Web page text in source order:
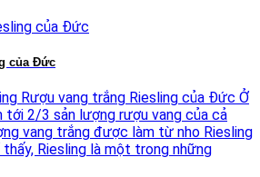
của Đức
Rượu vang trắng Riesling của Đức Ở
tới 2/3 sản lượng rượu vang của cả
vang trắng được làm từ nho Riesling
thấy, Riesling là một trong những